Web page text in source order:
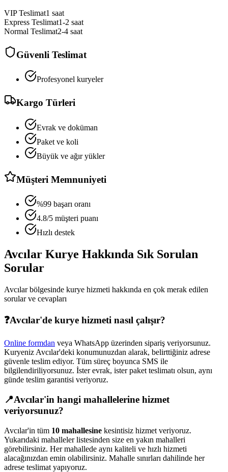
VIP Teslimat1 saat
Express Teslimat1-2 saat
Normal Teslimat2-4 saat
Güvenli Teslimat
Profesyonel kuryeler
Kargo Türleri
Evrak ve doküman
Paket ve koli
Büyük ve ağır yükler
Müşteri Memnuniyeti
%99 başarı oranı
4.8/5 müşteri puanı
Hızlı destek
Avcılar Kurye Hakkında Sık Sorulan
Sorular
Avcılarbölgesinde kurye hizmeti hakkında en çok merak edilen
sorular ve cevapları
❓Avcılar'de kurye hizmeti nasıl çalışır?
Online formdan veya WhatsApp üzerinden sipariş veriyorsunuz.
KuryenizAvcılar'deki konumunuzdan alarak, belirttiğiniz adrese
güvenle teslim ediyor. Tüm süreç boyunca SMS ile
bilgilendiriliyorsunuz. İster evrak, ister paket teslimatı olsun, aynı
günde teslim garantisi veriyoruz.
📍Avcılar'in hangi mahallelerine hizmet
veriyorsunuz?
Avcılar'in tüm 10 mahallesine kesintisiz hizmet veriyoruz.
Yukarıdaki mahalleler listesinden size en yakın mahalleri
görebilirsiniz. Her mahallede aynı kaliteli ve hızlı hizmeti
alacağınızdan emin olabilirsiniz. Mahalle sınırları dahilinde her
adrese teslimat yapıyoruz.